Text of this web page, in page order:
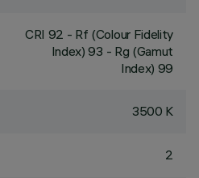
CRI 92 - Rf (Colour Fidelity
Index) 93 - Rg (Gamut
Index) 99
3500 K
2